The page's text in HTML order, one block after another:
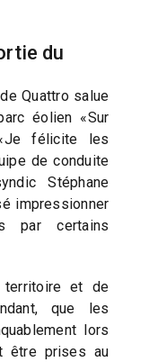
du
Quattro salue
éolien «Sur
félicite les
de conduite
Stéphane
impressionner
par certains
territoire et de
que les
lors
être prises au